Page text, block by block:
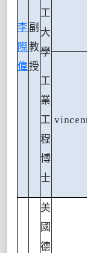
李
際
偉
副
教
授
工
大
學
工
業
工
程
博
士
美
國
德